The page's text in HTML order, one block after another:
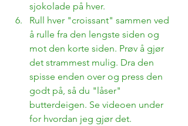
sjokolade på hver.
Rull hver "croissant" sammen ved
å rulle fra den lengste siden og
mot den korte siden. Prøv å gjør
det strammest mulig. Dra den
spisse enden over og press den
godt på, så du "låser"
butterdeigen. Se videoen under
for hvordan jeg gjør det.